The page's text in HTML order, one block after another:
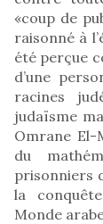
«coup de
raisonné à
été perçue
d’une
racines
judaïsme
Omrane El-
du
prisonniers
la
Monde